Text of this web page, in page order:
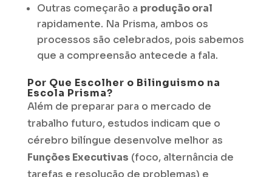
Outras começarão a produção oral
rapidamente. Na Prisma, ambos os
processos são celebrados, pois sabemos
que a compreensão antecede a fala.
Por Que Escolher o Bilinguismo na
Escola Prisma?
Além de preparar para o mercado de
trabalho futuro, estudos indicam que o
cérebro bilíngue desenvolve melhor as
Funções Executivas (foco, alternância de
tarefas e resolução de problemas) e